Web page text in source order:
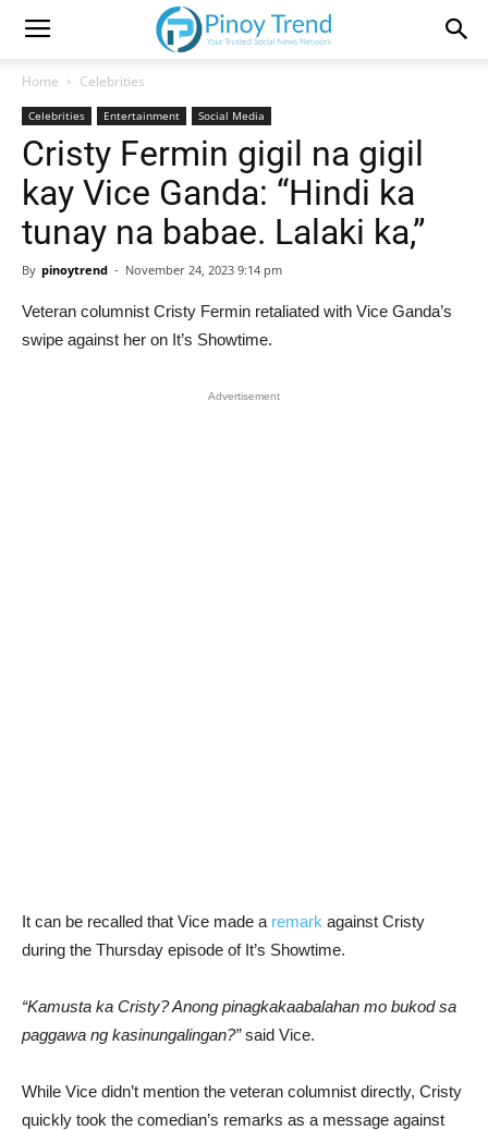
Home Celebrities
Celebrities Entertainment Social Media
Cristy Fermin gigil na gigil
kay Vice Ganda: “Hindi ka
tunay na babae. Lalaki ka,”
By pinoytrend - November 24, 2023 9:14 pm
Veteran columnist Cristy Fermin retaliated with Vice Ganda’s
swipe against her on It’s Showtime.
Advertisement
It can be recalled that Vice made a remark against Cristy
during the Thursday episode of It’s Showtime.
“Kamusta ka Cristy? Anong pinagkakaabalahan mo bukod sa
paggawa ng kasinungalingan?”said Vice.
While Vice didn’t mention the veteran columnist directly, Cristy
quickly took the comedian’s remarks as a message against